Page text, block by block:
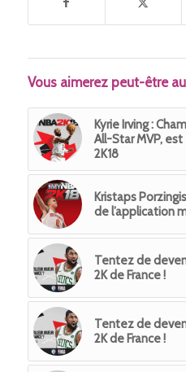
Vous aimerez peut-être
Kyrie Irving :
All-Star MVP,
2K18
Kristaps
de l’application
Tentez de
2K de France !
Tentez de
2K de France !